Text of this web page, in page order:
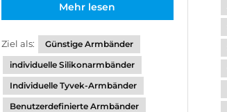
Mehr lesen
Ziel als:
Günstige Armbänder
individuelle Silikonarmbänder
Individuelle Tyvek-Armbänder
Benutzerdefinierte Armbänder